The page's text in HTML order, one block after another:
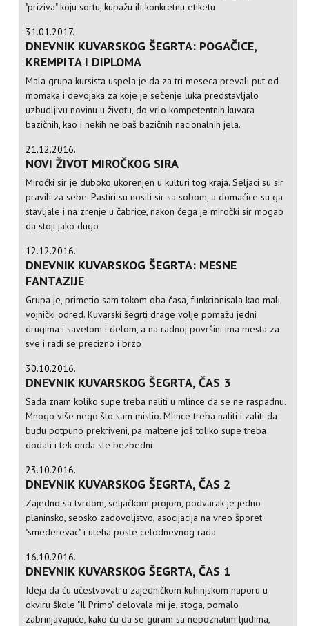
"priziva" koju sortu, kupažu ili konkretnu etiketu
31.01.2017.
DNEVNIK KUVARSKOG ŠEGRTA: POGAČICE,
KREMPITA I DIPLOMA
Mala grupa kursista uspela je da za tri meseca prevali put od
momaka i devojaka za koje je sečenje luka predstavljalo
uzbudljivu novinu u životu, do vrlo kompetentnih kuvara
bazičnih, kao i nekih ne baš bazičnih nacionalnih jela.
21.12.2016.
NOVI ŽIVOT MIROČKOG SIRA
Miročki sir je duboko ukorenjen u kulturi tog kraja. Seljaci su sir
pravili za sebe. Pastiri su nosili sir sa sobom, a domaćice su ga
stavljale i na zrenje u čabrice, nakon čega je miročki sir mogao
da stoji jako dugo
12.12.2016.
DNEVNIK KUVARSKOG ŠEGRTA: MESNE
FANTAZIJE
Grupa je, primetio sam tokom oba časa, funkcionisala kao mali
vojnički odred. Kuvarski šegrti drage volje pomažu jedni
drugima i savetom i delom, a na radnoj površini ima mesta za
sve i radi se precizno i brzo
30.10.2016.
DNEVNIK KUVARSKOG ŠEGRTA, ČAS 3
Sada znam koliko supe treba naliti u mlince da se ne raspadnu.
Mnogo više nego što sam mislio. Mlince treba naliti i zaliti da
budu potpuno prekriveni, pa maltene još toliko supe treba
dodati i tek onda ste bezbedni
23.10.2016.
DNEVNIK KUVARSKOG ŠEGRTA, ČAS 2
Zajedno sa tvrdom, seljačkom projom, podvarak je jedno
planinsko, seosko zadovoljstvo, asocijacija na vreo šporet
"smederevac" i uteha posle celodnevnog rada
16.10.2016.
DNEVNIK KUVARSKOG ŠEGRTA, ČAS 1
Ideja da ću učestvovati u zajedničkom kuhinjskom naporu u
okviru škole "Il Primo" delovala mi je, stoga, pomalo
zabrinjavajuće, kako ću da se guram sa nepoznatim ljudima,